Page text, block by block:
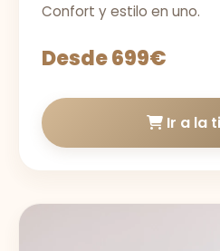
Confort y estilo en uno.
Desde 699€
Ir a la